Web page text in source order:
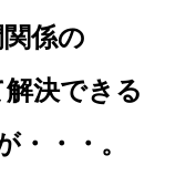
係の
決できる
・・・。